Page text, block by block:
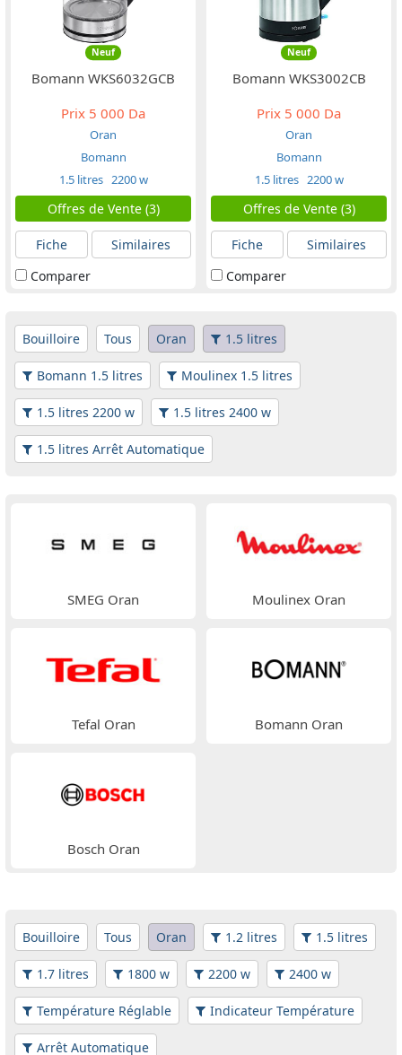
Neuf
Bomann WKS6032GCB
Prix 5 000 Da
Oran
Bomann
1.5 litres 2200 w
Offres de Vente (3)
Fiche
Similaires
Comparer
Neuf
Bomann WKS3002CB
Prix 5 000 Da
Oran
Bomann
1.5 litres 2200 w
Offres de Vente (3)
Fiche
Similaires
Comparer
Bouilloire Tous Oran 1.5 litres
Bomann 1.5 litres Moulinex 1.5 litres
1.5 litres 2200 w 1.5 litres 2400 w
1.5 litres Arrêt Automatique
SMEG Oran Moulinex Oran
Tefal Oran Bomann Oran
Bosch Oran
Bouilloire Tous Oran 1.2 litres 1.5 litres
1.7 litres 1800 w 2200 w 2400 w
Température Réglable Indicateur Température
Arrêt Automatique